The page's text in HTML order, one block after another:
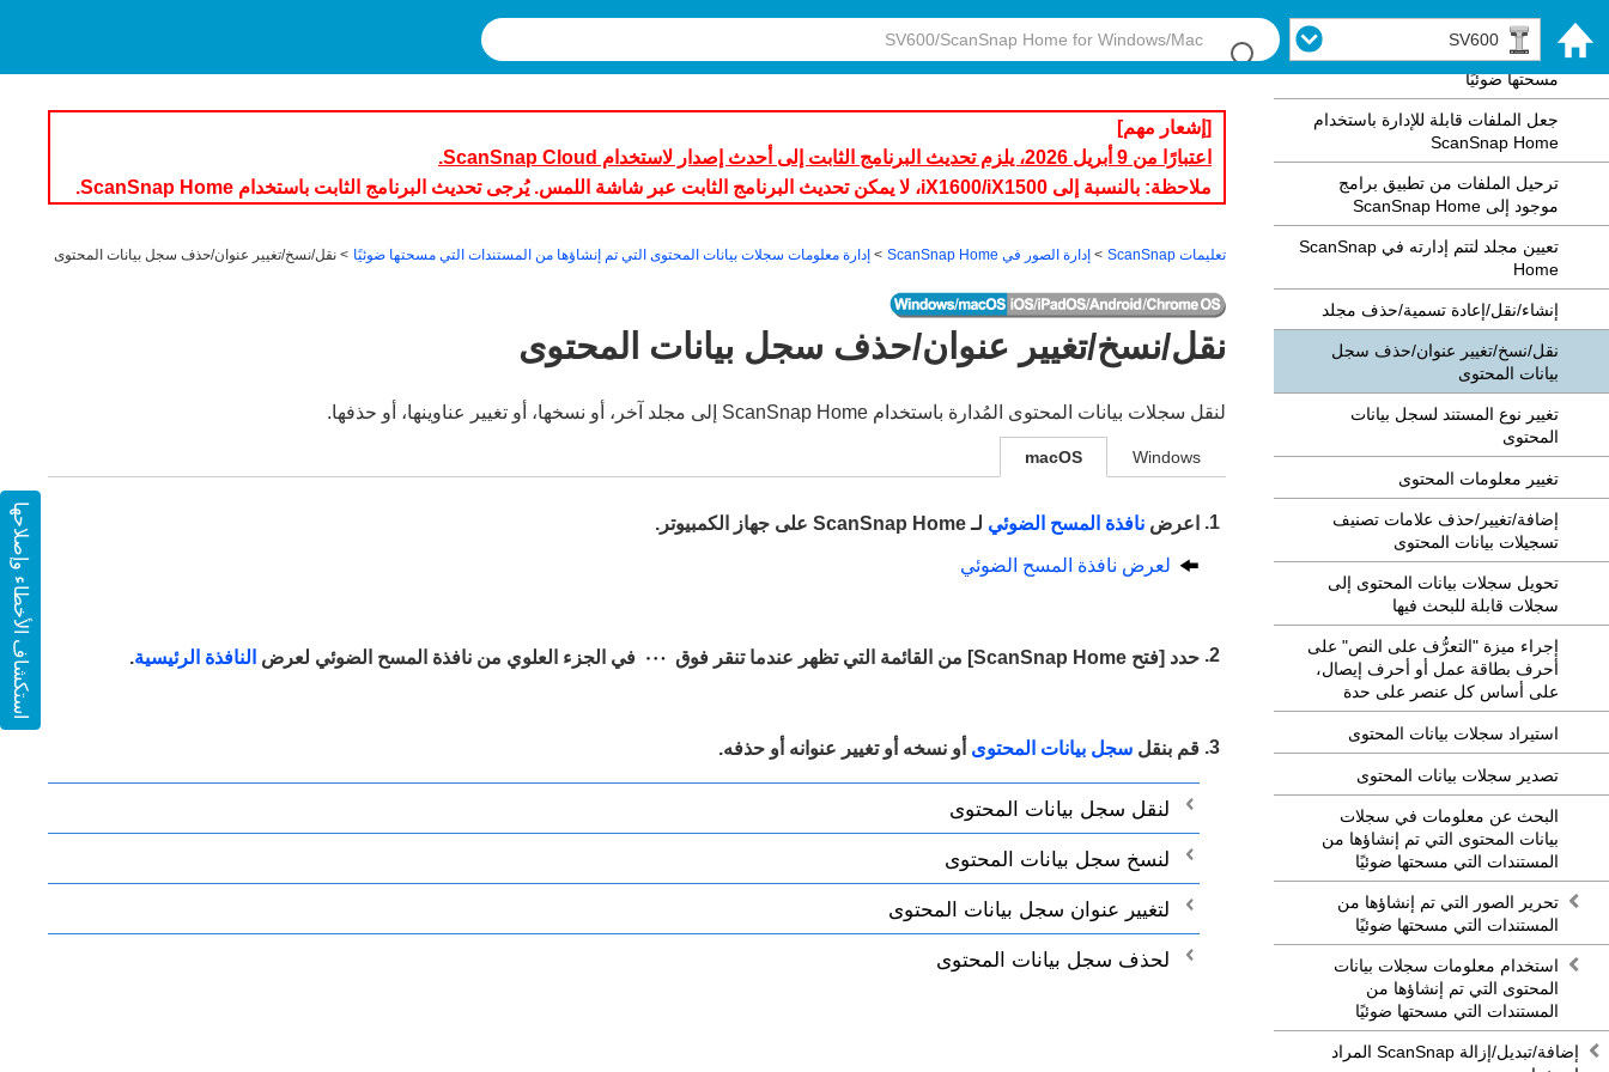
SV600
إدارة معلومات سجلات بيانات المحتوى
التي تم إنشاؤها من المستندات التي
مسحتها ضوئيًا
جعل الملفات قابلة للإدارة باستخدام
ScanSnap Home
ترحيل الملفات من تطبيق برامج
موجود إلى ScanSnap Home
تعيين مجلد لتتم إدارته في ScanSnap
Home
إنشاء/نقل/إعادة تسمية/حذف مجلد
نقل/نسخ/تغيير عنوان/حذف سجل
بيانات المحتوى
تغيير نوع المستند لسجل بيانات
المحتوى
تغيير معلومات المحتوى
إضافة/تغيير/حذف علامات تصنيف
تسجيلات بيانات المحتوى
تحويل سجلات بيانات المحتوى إلى
سجلات قابلة للبحث فيها
إجراء ميزة "التعرُّف على النص" على
أحرف بطاقة عمل أو أحرف إيصال،
على أساس كل عنصر على حدة
استيراد سجلات بيانات المحتوى
تصدير سجلات بيانات المحتوى
البحث عن معلومات في سجلات
بيانات المحتوى التي تم إنشاؤها من
المستندات التي مسحتها ضوئيًا
تحرير الصور التي تم إنشاؤها من
المستندات التي مسحتها ضوئيًا
استخدام معلومات سجلات بيانات
المحتوى التي تم إنشاؤها من
المستندات التي مسحتها ضوئيًا
إضافة/تبديل/إزالة ScanSnap المراد
[إشعار مهم]
اعتبارًا من 9 أبريل 2026، يلزم تحديث البرنامج الثابت إلى أحدث إصدار لاستخدام ScanSnap Cloud.
ملاحظة: بالنسبة إلى iX1600/iX1500، لا يمكن تحديث البرنامج الثابت عبر شاشة اللمس. يُرجى تحديث البرنامج الثابت باستخدام ScanSnap Home.
تعليمات ScanSnap إدارة الصور في ScanSnap Home إدارة معلومات سجلات بيانات المحتوى التي تم إنشاؤها من المستندات التي مسحتها ضوئيًا نقل/نسخ/تغيير عنوان/حذف سجل بيانات المحتوى
نقل/نسخ/تغيير عنوان/حذف سجل بيانات المحتوى
لنقل سجلات بيانات المحتوى المُدارة باستخدام ScanSnap Home إلى مجلد آخر، أو نسخها، أو تغيير عناوينها، أو حذفها.
Windows
macOS
اعرض نافذة المسح الضوئي لـ ScanSnap Home على جهاز الكمبيوتر.
لعرض نافذة المسح الضوئي
حدد [فتح ScanSnap Home] من القائمة التي تظهر عندما تنقر فوق في الجزء العلوي من نافذة المسح الضوئي لعرض النافذة الرئيسية.
قم بنقل سجل بيانات المحتوى أو نسخه أو تغيير عنوانه أو حذفه.
لنقل سجل بيانات المحتوى
لنسخ سجل بيانات المحتوى
لتغيير عنوان سجل بيانات المحتوى
لحذف سجل بيانات المحتوى
استكشاف الأخطاء وإصلاحها